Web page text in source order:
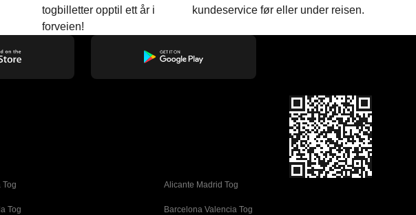
togbilletter opptil ett år i
forveien!
kundeservice før eller under reisen.
Alicante Madrid Tog
Tog Barcelona Valencia Tog